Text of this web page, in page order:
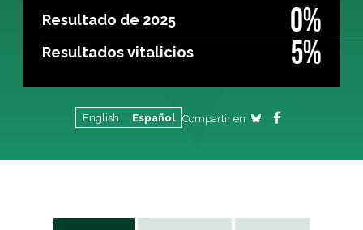
Resultado de 2025 0%
Resultados vitalicios 5%
English Español Compartir en